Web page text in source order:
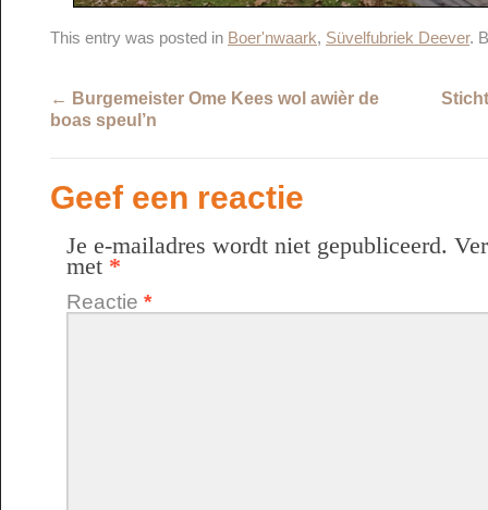
This entry was posted in Boer'nwaark, Süvelfubriek Deever.
← Burgemeister Ome Kees wol awièr de
boas speul’n
Geef een reactie
Je e-mailadres wordt niet gepubliceerd.
met *
Reactie *